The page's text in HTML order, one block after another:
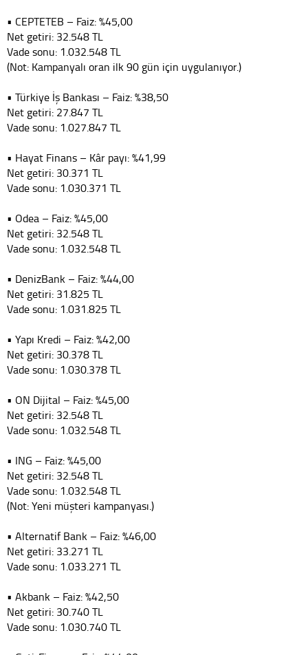
• CEPTETEB – Faiz: %45,00
Net getiri: 32.548 TL
Vade sonu: 1.032.548 TL
(Not: Kampanyalı oran ilk 90 gün için uygulanıyor.)
• Türkiye İş Bankası – Faiz: %38,50
Net getiri: 27.847 TL
Vade sonu: 1.027.847 TL
• Hayat Finans – Kâr payı: %41,99
Net getiri: 30.371 TL
Vade sonu: 1.030.371 TL
• Odea – Faiz: %45,00
Net getiri: 32.548 TL
Vade sonu: 1.032.548 TL
• DenizBank – Faiz: %44,00
Net getiri: 31.825 TL
Vade sonu: 1.031.825 TL
• Yapı Kredi – Faiz: %42,00
Net getiri: 30.378 TL
Vade sonu: 1.030.378 TL
• ON Dijital – Faiz: %45,00
Net getiri: 32.548 TL
Vade sonu: 1.032.548 TL
• ING – Faiz: %45,00
Net getiri: 32.548 TL
Vade sonu: 1.032.548 TL
(Not: Yeni müşteri kampanyası.)
• Alternatif Bank – Faiz: %46,00
Net getiri: 33.271 TL
Vade sonu: 1.033.271 TL
• Akbank – Faiz: %42,50
Net getiri: 30.740 TL
Vade sonu: 1.030.740 TL